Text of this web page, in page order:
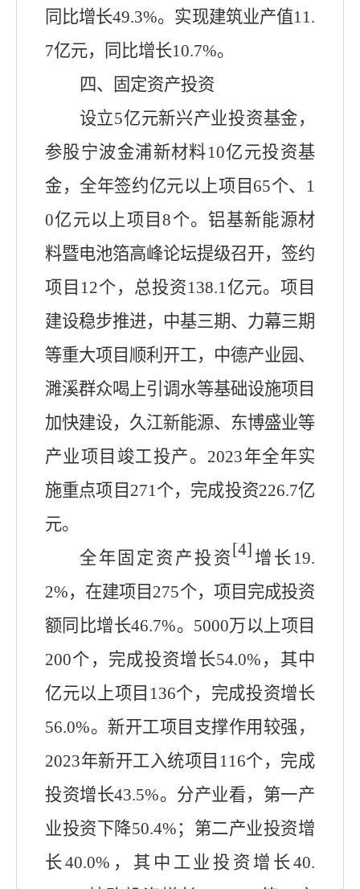
同比增长49.3%。实现建筑业产值11.
7亿元，同比增长10.7%。
四、固定资产投资
设立5亿元新兴产业投资基金，
参股宁波金浦新材料10亿元投资基
金，全年签约亿元以上项目65个、1
0亿元以上项目8个。铝基新能源材
料暨电池箔高峰论坛提级召开，签约
项 目 12个，总投资138.1亿元。项 目
建设稳步推进， 中基三期、力幕三期
等重大项目顺利开工，中德产业园、
濉溪群众喝上引调水等基础设施项目
加快建设， 久江新能源、东博盛业等
产业项目竣工投产。 2023年全年实
施重点项目271个，完成投资226.7亿
元。
全年固定资产投资[4] 增长19.
2%，在建项目275个， 项目完成投资
额同比增长46.7%。 5000万以上项目
200个，完成投资增长54.0%，其中
亿元以上项目136个，完成投资增长
56.0%。新开工项目支撑作用较强，
2023年新开工入统项目116个，完成
投资增长43.5%。分产业看，第一产
业投资下降50.4%；第二产业投资增
长40.0%，其中工业投资增长40.